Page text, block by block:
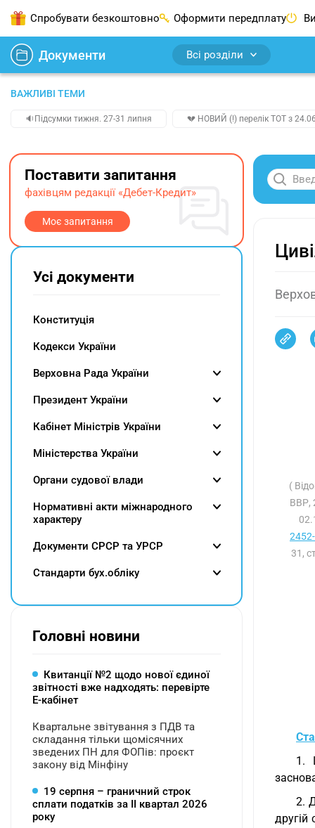
Спробувати безкоштовно Оформити передплату
Документи Всі розділи
ВАЖЛИВІ ТЕМИ
🔉Підсумки тижня. 27-31 липня 💔 НОВИЙ (!) перелік ТОТ з
(
ВВР,
31,
1.
2.
другій
Поставити запитання
фахівцям редакції «Дебет-Кредит»
Моє запитання
Усі документи
Конституція
Кодекси України
Верховна Рада України
Президент України
Кабінет Міністрів України
Міністерства України
Органи судової влади
Нормативні акти міжнародного
характеру
Документи СРСР та УРСР
Cтандарти бух.обліку
Головні новини
Квитанції №2 щодо нової єдиної
звітності вже надходять: перевірте
Е-кабінет
Квартальне звітування з ПДВ та
складання тільки щомісячних
зведених ПН для ФОПів: проєкт
закону від Мінфіну
19 серпня – граничний строк
сплати податків за ІI квартал 2026
року